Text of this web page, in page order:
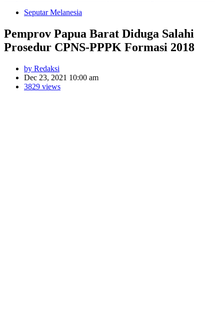
Seputar Melanesia
Pemprov Papua Barat Diduga Salahi
Prosedur CPNS-PPPK Formasi 2018
by Redaksi
Dec 23, 2021 10:00 am
3829 views